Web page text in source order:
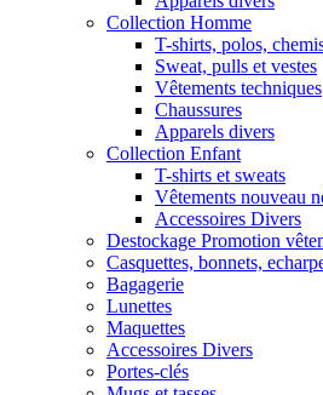
Collection Homme
T-shirts, polos,
Sweat, pulls et vestes
Vêtements techniques
Chaussures
Apparels divers
Collection Enfant
T-shirts et sweats
Vêtements nouveau
Accessoires Divers
Destockage Promotion
Casquettes, bonnets,
Bagagerie
Lunettes
Maquettes
Accessoires Divers
Portes-clés